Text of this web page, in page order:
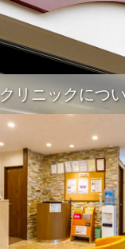
クリニックにつ